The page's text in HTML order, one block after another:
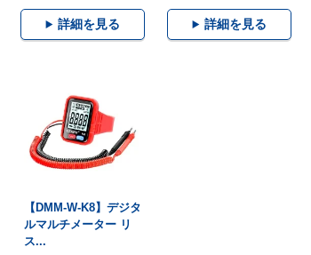
詳細を見る 詳細を見る
【DMM-W-K8】デジタ
ルマルチメーター リ
ス...